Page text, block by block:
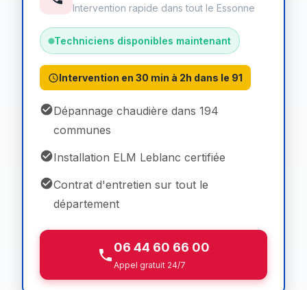
Intervention rapide dans tout le Essonne
Techniciens disponibles maintenant
Intervention en 30 min à 2h dans le 91
Dépannage chaudière dans 194
communes
Installation ELM Leblanc certifiée
Contrat d'entretien sur tout le
département
06 44 60 66 00
Appel gratuit 24/7